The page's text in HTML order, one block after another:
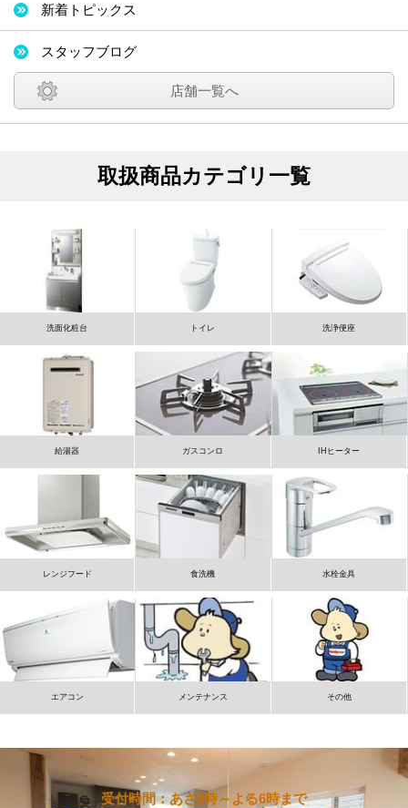
新着トピックス
スタッフブログ
店舗一覧へ
取扱商品カテゴリ一覧
洗面化粧台 トイレ 洗浄便座
給湯器 ガスコンロ IHヒーター
レンジフード 食洗機 水栓金具
エアコン メンテナンス その他
受付時間：あさ9時～よる6時まで